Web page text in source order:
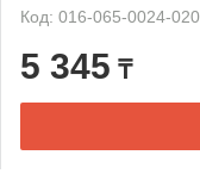
Код: 016-065-0024-020
5 345 ₸